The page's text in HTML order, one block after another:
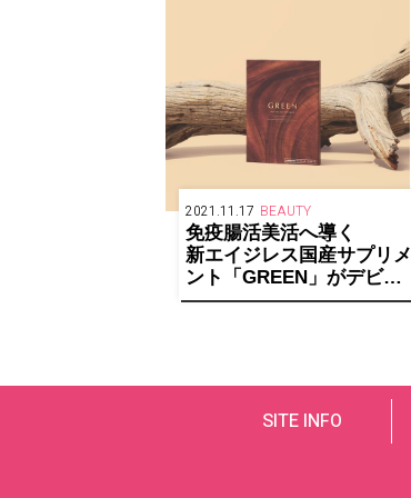
2021.11.17 BEAUTY
免疫腸活美活へ導く
新エイジレス国産サプリメ
ント「GREEN」がデビュ
ー。
SITE INFO